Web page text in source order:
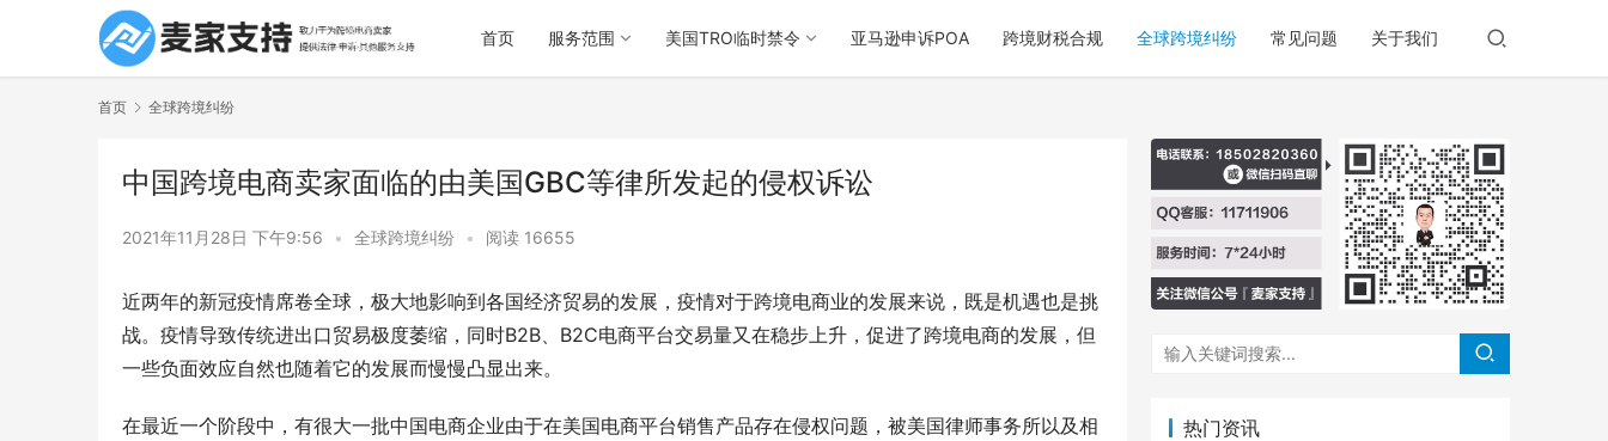
首页 服务范围 美国TRO临时禁令 亚马逊申诉POA 跨境财税合规 全球跨境纠纷 常见问题 关于我们
首页 全球跨境纠纷
中国跨境电商卖家面临的由美国GBC等律所发起的侵权诉讼
2021年11月28日 下午9:56 • 全球跨境纠纷 • 阅读 16655
近两年的新冠疫情席卷全球，极大地影响到各国经济贸易的发展，疫情对于跨境电商业的发展来说，既是机遇也是挑
战。疫情导致传统进出口贸易极度萎缩，同时B2B、B2C电商平台交易量又在稳步上升，促进了跨境电商的发展，但
一些负面效应自然也随着它的发展而慢慢凸显出来。
在最近一个阶段中，有很大一批中国电商企业由于在美国电商平台销售产品存在侵权问题，被美国律师事务所以及相
热门资讯